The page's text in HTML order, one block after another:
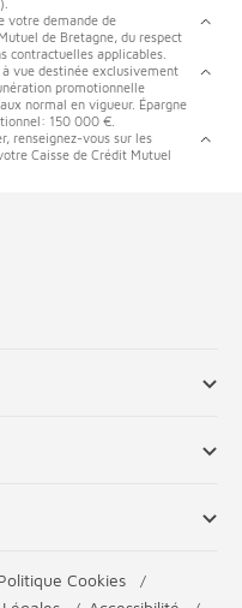
votre demande de
de Bretagne, du respect
contractuelles applicables.
vue destinée exclusivement
promotionnelle
normal en vigueur. Épargne
150 000 €.
renseignez-vous sur les
Caisse de Crédit Mutuel
Cookies